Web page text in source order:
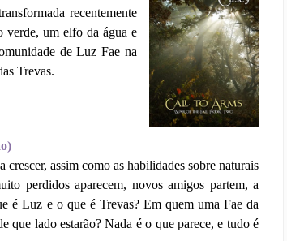
recentemente
verde, um elfo da água e
de Luz Fae na
Trevas.
assim como as habilidades sobre naturais
perdidos aparecem, novos amigos partem, a
é Luz e o que é Trevas? Em quem uma Fae da
que lado estarão? Nada é o que parece, e tudo é